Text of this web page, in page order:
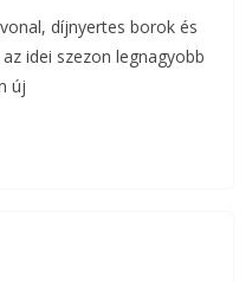
díjnyertes borok és
idei szezon legnagyobb
új